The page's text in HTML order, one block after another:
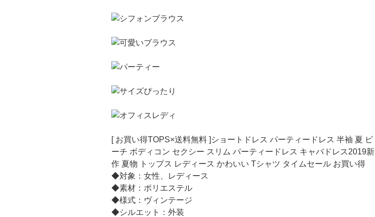
[ お買い得TOPS×送料無料 ]ショートドレス パーティードレス 半袖 夏 ビ
ーチ ボディコン セクシー スリム パーティードレス キャバドレス2019新
作 夏物 トップス レディース かわいい Tシャツ タイムセール お買い得
◆対象：女性、レディース
◆素材：ポリエステル
◆様式：ヴィンテージ
◆シルエット：外装